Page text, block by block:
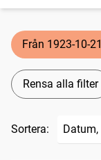
Från 1923-10-21
Rensa alla filter
Sortera: